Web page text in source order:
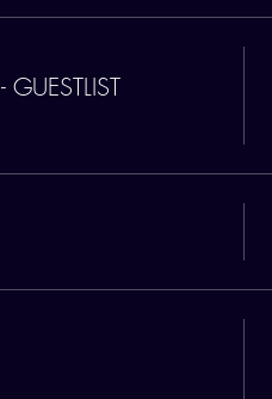
GUESTLIST